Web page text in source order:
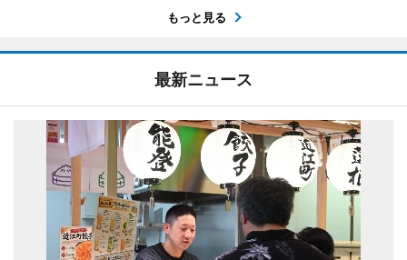
もっと見る
最新ニュース